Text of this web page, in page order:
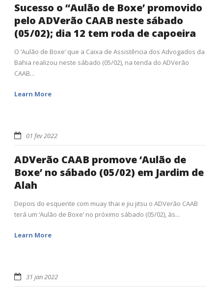
Sucesso o “Aulão de Boxe’ promovido
pelo ADVerão CAAB neste sábado
(05/02); dia 12 tem roda de capoeira
O ‘Aulão de Boxe’ que a Caixa de Assistência dos Advogados da
Bahia realizou neste sábado (05/02), na tenda do ADVerão
CAAB...
Learn More
01 fev 2022
ADVerão CAAB promove ‘Aulão de
Boxe’ no sábado (05/02) em Jardim de
Alah
Depois do esquente com muay thai e jiu jitsu o ADVerão CAAB
terá um ‘Aulão de Boxe’ no próximo sábado (05/02), às...
Learn More
31 jan 2022